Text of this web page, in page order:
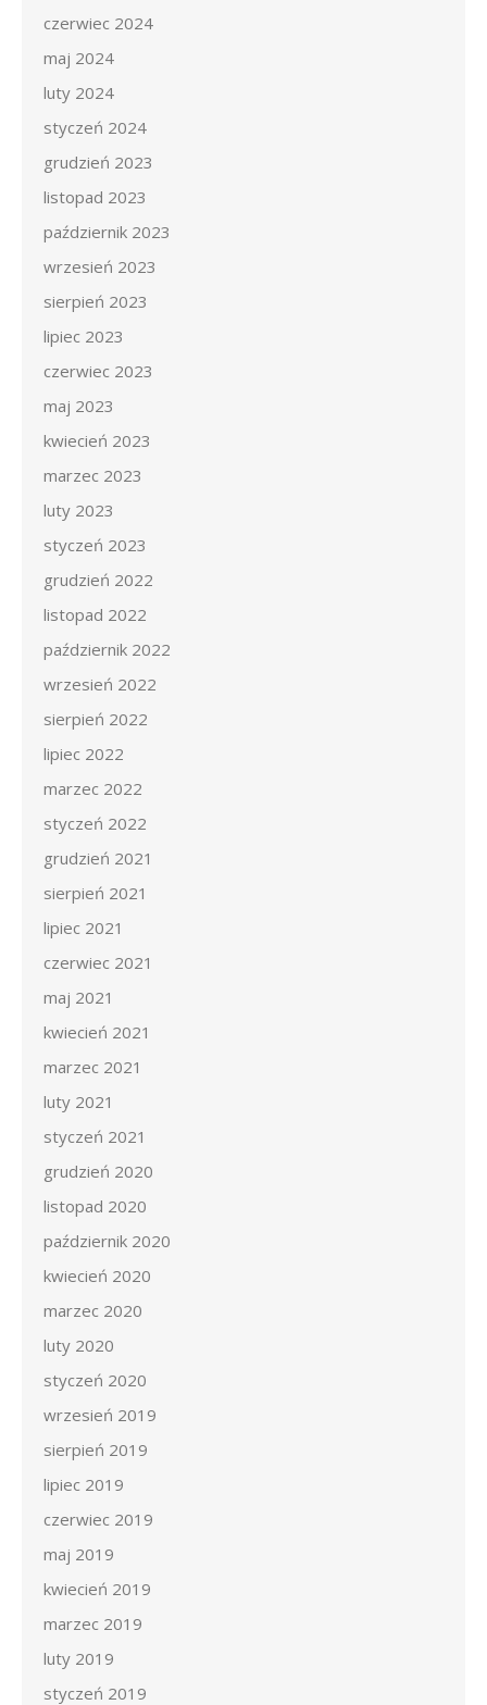
czerwiec 2024
maj 2024
luty 2024
styczeń 2024
grudzień 2023
listopad 2023
październik 2023
wrzesień 2023
sierpień 2023
lipiec 2023
czerwiec 2023
maj 2023
kwiecień 2023
marzec 2023
luty 2023
styczeń 2023
grudzień 2022
listopad 2022
październik 2022
wrzesień 2022
sierpień 2022
lipiec 2022
marzec 2022
styczeń 2022
grudzień 2021
sierpień 2021
lipiec 2021
czerwiec 2021
maj 2021
kwiecień 2021
marzec 2021
luty 2021
styczeń 2021
grudzień 2020
listopad 2020
październik 2020
kwiecień 2020
marzec 2020
luty 2020
styczeń 2020
wrzesień 2019
sierpień 2019
lipiec 2019
czerwiec 2019
maj 2019
kwiecień 2019
marzec 2019
luty 2019
styczeń 2019